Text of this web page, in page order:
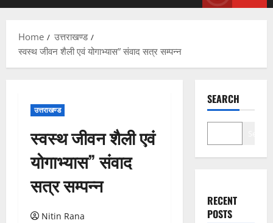
Home
उत्तराखण्ड
स्वस्थ जीवन शैली एवं योगाभ्यास” संवाद सत्र सम्पन्न
उत्तराखण्ड
स्वस्थ जीवन शैली एवं
योगाभ्यास” संवाद
सत्र सम्पन्न
Nitin Rana
SEARCH
RECENT
POSTS